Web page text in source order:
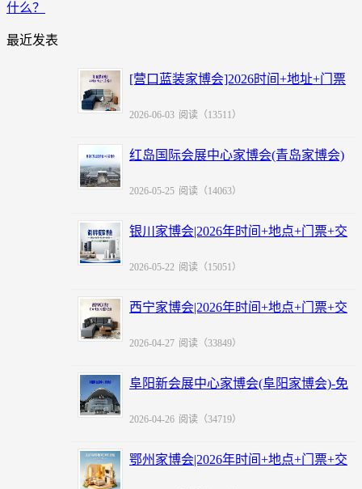
什么？
最近发表
[营口蓝装家博会]2026时间+地址+门票
2026-06-03 阅读（13511）
红岛国际会展中心家博会(青岛家博会)
2026-05-25 阅读（14063）
银川家博会|2026年时间+地点+门票+交
2026-05-22 阅读（15051）
西宁家博会|2026年时间+地点+门票+交
2026-04-27 阅读（33849）
阜阳新会展中心家博会(阜阳家博会)-免
2026-04-26 阅读（34719）
鄂州家博会|2026年时间+地点+门票+交